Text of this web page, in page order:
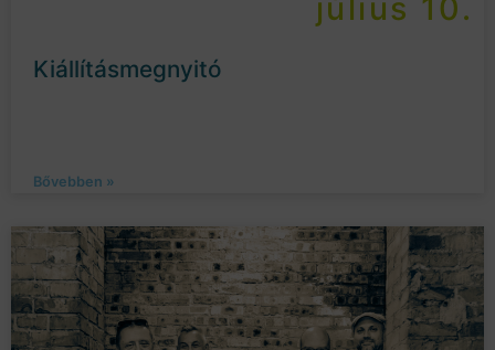
július 10.
Kiállításmegnyitó
Bővebben »